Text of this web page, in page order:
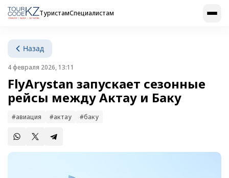
ТуристамСпециалистам
Назад
4 февраля 2026, 13:11
FlyArystan запускает сезонные
рейсы между Актау и Баку
#авиация #актау #баку